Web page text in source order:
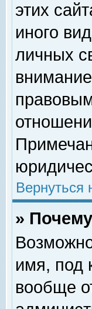
этих
иного
личных
Вернуться
»
имя, под
вообще